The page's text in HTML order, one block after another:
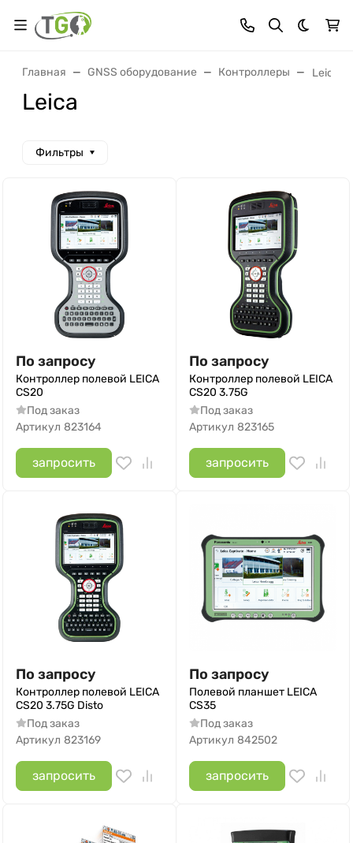
Темная
Главная GNSS оборудование Контроллеры Leica
Leica
Фильтры
По запросу
Контроллер полевой LEICA
CS20
Под заказ
Артикул 823164
запросить
По запросу
Контроллер полевой LEICA
CS20 3.75G
Под заказ
Артикул 823165
запросить
По запросу
Контроллер полевой LEICA
CS20 3.75G Disto
Под заказ
Артикул 823169
запросить
По запросу
Полевой планшет LEICA
CS35
Под заказ
Артикул 842502
запросить